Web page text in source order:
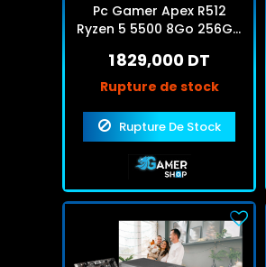
Pc Gamer Apex R512
Ryzen 5 5500 8Go 256Go
1 829,000 DT
Rupture de stock
Rupture De Stock